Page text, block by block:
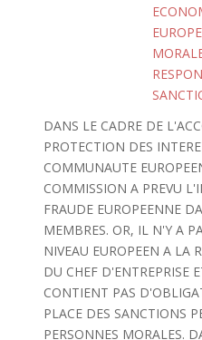
DANS LE CADRE DE
PROTECTION DES
COMMUNAUTE
COMMISSION A PREVU
FRAUDE EUROPEENNE
MEMBRES. OR, IL N'Y A
NIVEAU EUROPEEN A LA
DU CHEF D'ENTREPRISE
CONTIENT PAS
PLACE DES SANCTIONS
PERSONNES MORALES.